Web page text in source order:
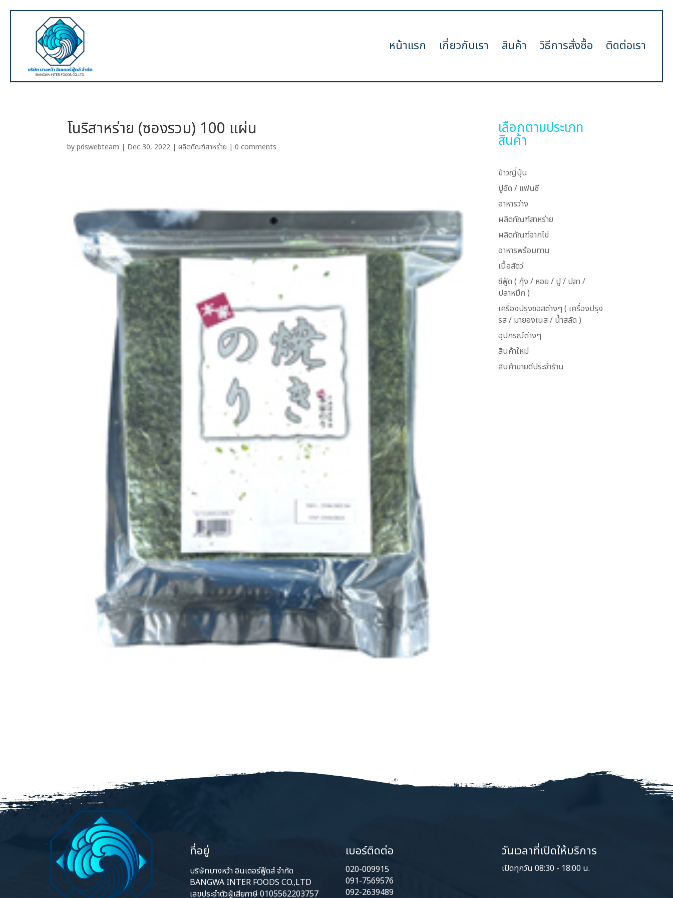
หน้าแรก เกี่ยวกับเรา สินค้า วิธีการสั่งซื้อ ติดต่อเรา
โนริสาหร่าย (ซองรวม) 100 แผ่น
bypdswebteam | Dec 30, 2022 |ผลิตภัณฑ์สาหร่าย |0 comments
เลือกตามประเภท
สินค้า
ข้าวญี่ปุ่น
ปูอัด / แฟนซี
อาหารว่าง
ผลิตภัณฑ์สาหร่าย
ผลิตภัณฑ์จากไข่
อาหารพร้อมทาน
เนื้อสัตว์
ซีฟู้ด ( กุ้ง / หอย / ปู / ปลา /
ปลาหมึก )
เครื่องปรุงซอสต่างๆ ( เครื่องปรุง
รส / มายองเนส / น้ำสลัด )
อุปกรณ์ต่างๆ
สินค้าใหม่
สินค้าขายดีประจำร้าน
ที่อยู่
บริษัทบางหว้า อินเตอร์ฟู๊ดส์ จำกัด
BANGWA INTER FOODS CO.,LTD
เลขประจำตัวผู้เสียภาษี 0105562203757
เบอร์ติดต่อ
020-009915
091-7569576
092-2639489
วันเวลาที่เปิดให้บริการ
เปิดทุกวัน 08:30 - 18:00 น.